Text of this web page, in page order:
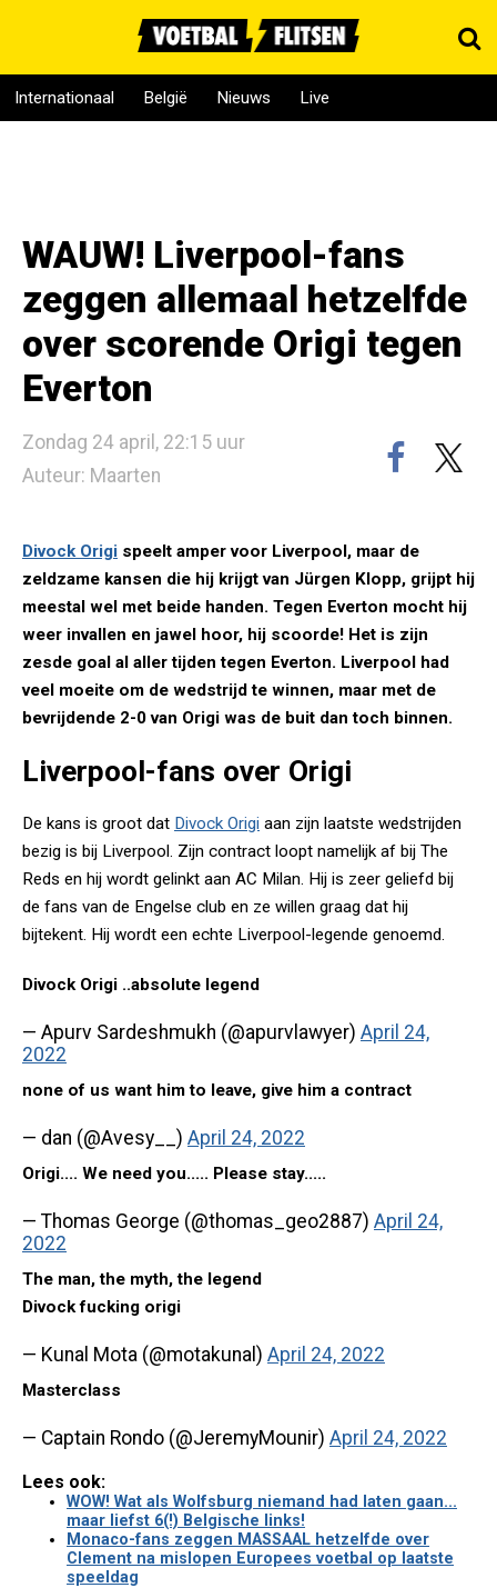
Internationaal België Nieuws Live
WAUW! Liverpool-fans
zeggen allemaal hetzelfde
over scorende Origi tegen
Everton
Zondag 24 april, 22:15 uur
Auteur: Maarten
Divock Origi speelt amper voor Liverpool, maar de
zeldzame kansen die hij krijgt van Jürgen Klopp, grijpt hij
meestal wel met beide handen. Tegen Everton mocht hij
weer invallen en jawel hoor, hij scoorde! Het is zijn
zesde goal al aller tijden tegen Everton. Liverpool had
veel moeite om de wedstrijd te winnen, maar met de
bevrijdende 2-0 van Origi was de buit dan toch binnen.
Liverpool-fans over Origi
De kans is groot dat Divock Origi aan zijn laatste wedstrijden
bezig is bij Liverpool. Zijn contract loopt namelijk af bij The
Reds en hij wordt gelinkt aan AC Milan. Hij is zeer geliefd bij
de fans van de Engelse club en ze willen graag dat hij
bijtekent. Hij wordt een echte Liverpool-legende genoemd.
Divock Origi ..absolute legend
— Apurv Sardeshmukh (@apurvlawyer) April 24,
2022
none of us want him to leave, give him a contract
— dan (@Avesy__) April 24, 2022
Origi.... We need you..... Please stay.....
— Thomas George (@thomas_geo2887) April 24,
2022
The man, the myth, the legend
Divock fucking origi
— Kunal Mota (@motakunal) April 24, 2022
Masterclass
— Captain Rondo (@JeremyMounir) April 24, 2022
Lees ook:
WOW! Wat als Wolfsburg niemand had laten gaan...
maar liefst 6(!) Belgische links!
Monaco-fans zeggen MASSAAL hetzelfde over
Clement na mislopen Europees voetbal op laatste
speeldag